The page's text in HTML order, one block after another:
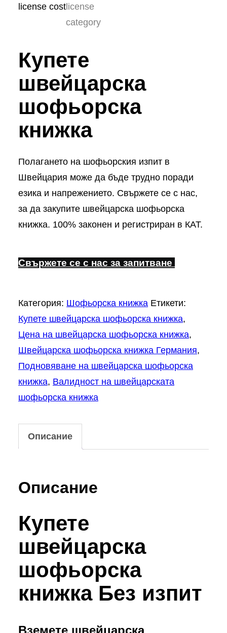
Купете
швейцарска
шофьорска
книжка
Полагането на шофьорския изпит в
Швейцария може да бъде трудно поради
езика и напрежението. Свържете се с нас,
за да закупите швейцарска шофьорска
книжка. 100% законен и регистриран в КАТ.
Свържете се с нас за запитване
Категория: Шофьорска книжка Етикети:
Купете швейцарска шофьорска книжка,
Цена на швейцарска шофьорска книжка,
Швейцарска шофьорска книжка Германия,
Подновяване на швейцарска шофьорска
книжка, Валидност на швейцарската
шофьорска книжка
Описание
Описание
Купете
швейцарска
шофьорска
книжка Без изпит